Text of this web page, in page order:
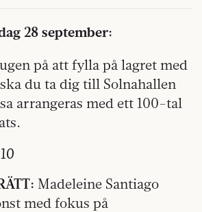
28 september:
på att fylla på lagret med
du ta dig till Solnahallen
arrangeras med ett 100-tal
Madeleine Santiago
med fokus på